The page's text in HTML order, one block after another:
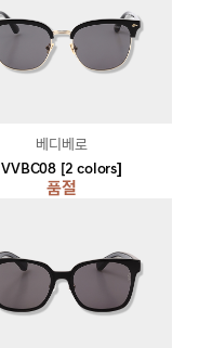
VVBC08 [2 colors]
품절
베디베로